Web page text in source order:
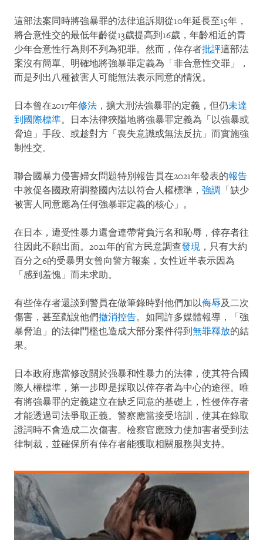
這部法案同時將強暴罪的法律追訴期從10年延長至15年，
將合意性交的最低年齡從13歲提高到16歲，年齡相近的青
少年合意性行為則不列為犯罪。然而，倖存者批評這部法
案沒有簡單、明確地將強暴罪定義為「非合意性交罪」，
而是列出八種被害人可能無法表示同意的情況。
日本曾在2017年修法 ，擴大刑法強暴罪的定義，但仍未達
到國際標準。日本法律狹隘地將強暴罪定義為「以強暴或
脅迫」手段、或趁對方「喪失意識或無法反抗」而實施強
制性交。
聯合國暴力侵害婦女問題特別報告員在2021年發表的報告
中敦促各國政府調整國內法以符合人權標準， 強調 「缺少
被害人同意應為任何強暴罪定義的核心」。
在日本，遭受性暴力還會連帶背負污名和恥辱，倖存者往
往因此不願出面。2021年的官方民意調查發現 ，只有大約
百分之6的受暴男女曾向警方報案，女性近半表示因為
「感到羞愧」而未求助。
有些倖存者還談到警員在做筆錄時對他們加以侮辱及二次
傷害，甚至勸說他們撤消控告。如同許多媒體報導，「強
暴脅迫」的法律門檻也造成大部分案件得到無罪釋放的結
果。
日本政府應當修改關於强暴和性暴力的法律，使其符合國
際人權標準，第一步即是採取以倖存者為中心的途徑。唯
有將強暴罪的定義建立在缺乏同意的基礎上，性侵倖存者
才能透過司法爭取正義。警察應當接受培訓，使其在錄取
證詞時不會造成二次傷害。檢察官應致力使加害者受到法
律制裁，並確保所有倖存者能獲取相關服務與支持。